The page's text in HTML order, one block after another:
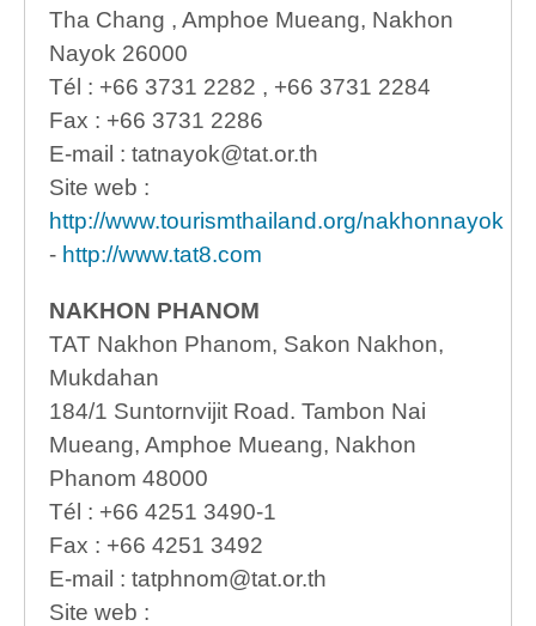
Tha Chang , Amphoe Mueang, Nakhon
Nayok 26000
Tél : +66 3731 2282 , +66 3731 2284
Fax : +66 3731 2286
E-mail : tatnayok@tat.or.th
Site web :
http://www.tourismthailand.org/nakhonnayok
- http://www.tat8.com
NAKHON PHANOM
TAT Nakhon Phanom, Sakon Nakhon,
Mukdahan
184/1 Suntornvijit Road. Tambon Nai
Mueang, Amphoe Mueang, Nakhon
Phanom 48000
Tél : +66 4251 3490-1
Fax : +66 4251 3492
E-mail : tatphnom@tat.or.th
Site web :